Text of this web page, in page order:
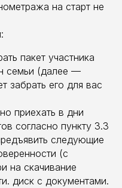
на старт не
пакет участника
семьи (далее —
забрать его для вас
приехать в дни
согласно пункту 3.3
следующие
(с
на скачивание
диск с документами.